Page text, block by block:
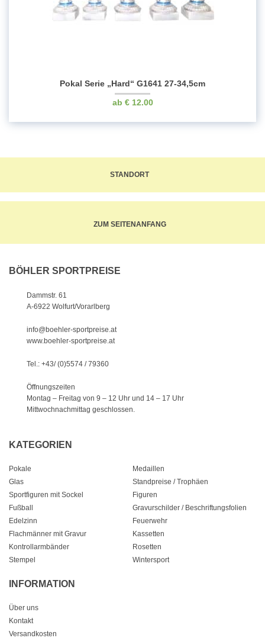
Pokal Serie „Hard“ G1641 27-34,5cm
€12.00
STANDORT
ZUM SEITENANFANG
BÖHLER SPORTPREISE
Dammstr. 61
A-6922 Wolfurt/Vorarlberg
info@boehler-sportpreise.at
www.boehler-sportpreise.at
Tel.: +43/ (0)5574 / 79360
Öffnungszeiten
Montag – Freitag von 9 – 12 Uhr und 14 – 17 Uhr
Mittwochnachmittag geschlossen.
KATEGORIEN
Pokale
Medaillen
Glas
Standpreise / Trophäen
Sportfiguren mit Sockel
Figuren
Fußball
Gravurschilder / Beschriftungsfolien
Edelzinn
Feuerwehr
Flachmänner mit Gravur
Kassetten
Kontrollarmbänder
Rosetten
Stempel
Wintersport
INFORMATION
Über uns
Kontakt
Versandkosten